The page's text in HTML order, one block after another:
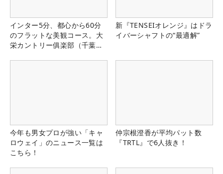
インター5分、都心から60分
のフラットな美観コース。大
栄カントリー俱楽部（千葉
新『TENSEIオレンジ』はドラ
イバーシャフトの“最適解”
今年も男女プロが強い「キャ
ロウェイ」のニュース一覧は
こちら！
仲宗根澄香が平均パット数
『TRTL』で6人抜き！